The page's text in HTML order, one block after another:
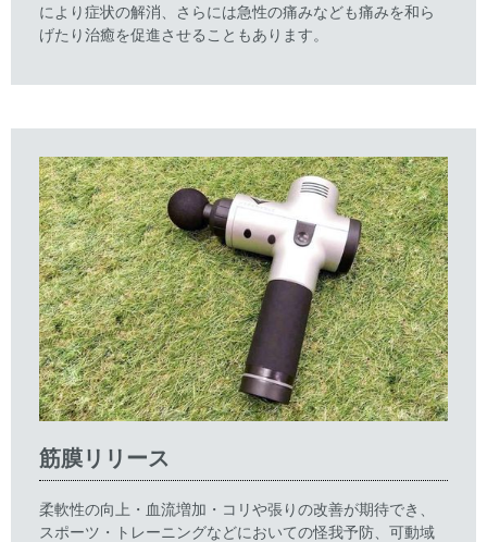
により症状の解消、さらには急性の痛みなども痛みを和ら
げたり治癒を促進させることもあります。
筋膜リリース
柔軟性の向上・血流増加・コリや張りの改善が期待でき、
スポーツ・トレーニングなどにおいての怪我予防、可動域